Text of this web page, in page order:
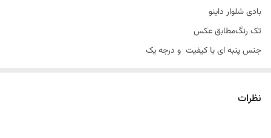
بادی شلوار داینو
تک رنگ‌مطابق عکس
جنس پنبه ای با کیفیت ‌‌ و درجه یک
نظرات